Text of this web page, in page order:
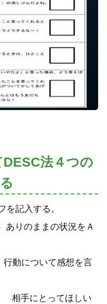
DESC法４つの
記入する。
りのままの状況をＡ
動について感想を言
相手にとってほしい